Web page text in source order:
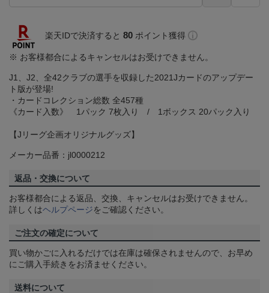
楽天IDで決済すると 80 ポイント獲得
※ お客様都合によるキャンセルはお受けできません。
J1、J2、全42クラブの選手を収録した2021Jカードのアップデー
ト版が登場!
・カードコレクション総数 全457種
《カード入数》 1パック 7枚入り / 1ボックス 20パック入り
【Jリーグ企画オリジナルグッズ】
メーカー品番：jl0000212
返品・交換について
お客様都合による返品、交換、キャンセルはお受けできません。
詳しくはヘルプページをご確認ください。
ご注文の確定について
買い物かごに入れるだけでは在庫は確保されませんので、お早め
にご購入手続きをお済ませください。
送料について